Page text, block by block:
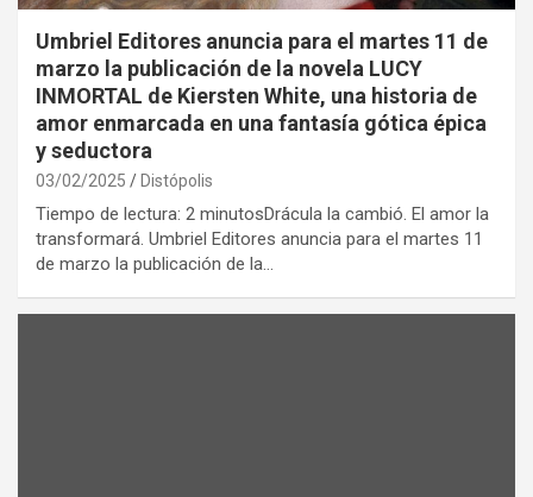
Umbriel Editores anuncia para el martes 11 de
marzo la publicación de la novela LUCY
INMORTAL de Kiersten White, una historia de
amor enmarcada en una fantasía gótica épica
y seductora
03/02/2025 Distópolis
Tiempo de lectura: 2 minutosDrácula la cambió. El amor la
transformará. Umbriel Editores anuncia para el martes 11
de marzo la publicación de la…